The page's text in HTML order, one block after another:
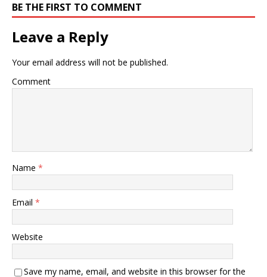
BE THE FIRST TO COMMENT
Leave a Reply
Your email address will not be published.
Comment
Name *
Email *
Website
Save my name, email, and website in this browser for the